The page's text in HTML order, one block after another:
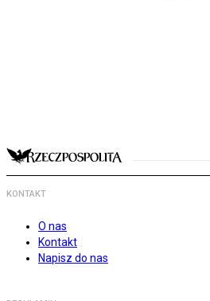
KONTAKT
O nas
Kontakt
Napisz do nas